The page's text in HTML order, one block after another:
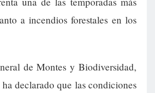
a incendios forestales en los
de Montes y Biodiversidad,
declarado que las condiciones